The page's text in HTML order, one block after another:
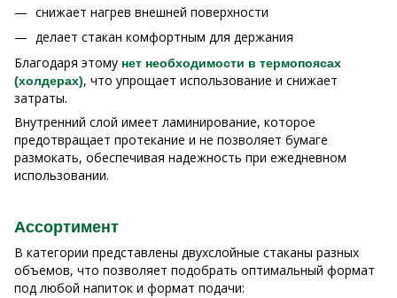
снижает нагрев внешней поверхности
делает стакан комфортным для держания
Благодаря этому нет необходимости в термопоясах
(холдерах), что упрощает использование и снижает
затраты.
Внутренний слой имеет ламинирование, которое
предотвращает протекание и не позволяет бумаге
размокать, обеспечивая надежность при ежедневном
использовании.
Ассортимент
В категории представлены двухслойные стаканы разных
объемов, что позволяет подобрать оптимальный формат
под любой напиток и формат подачи: